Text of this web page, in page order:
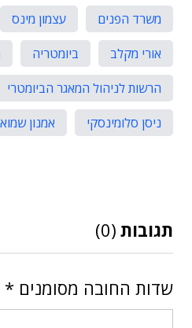
משרד הפנים עצמון מינס
אורי מקלב
ביומטריה
הרשות לניהול המאגר הביומטרי
ניסן סלומינסקי
אמנון
תגובות (0)
שדות החובה מסומנים *